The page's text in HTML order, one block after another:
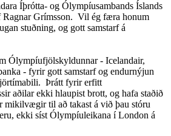
Íþrótta- og Ólympíusambands Íslands
Ragnar Grímsson. Vil ég færa honum
stuðning, og gott samstarf á
Ólympíufjölskyldunnar - Icelandair,
- fyrir gott samstarf og endurnýjun
Þrátt fyrir erfitt
aðilar ekki hlaupist brott, og hafa staðið
mikilvægir til að takast á við þau stóru
ekki síst Ólympíuleikana í London á